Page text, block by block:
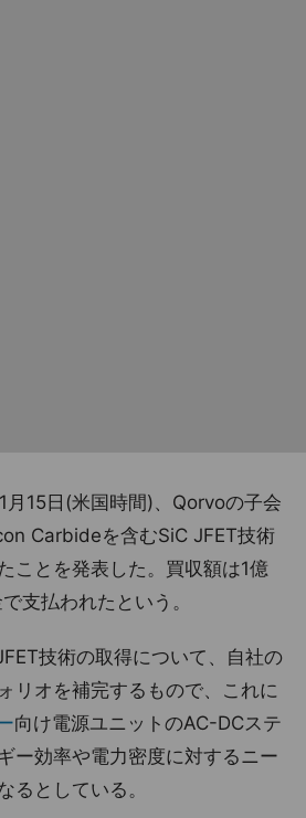
月15日(米国時間)、Qorvoの子会
Carbideを含むSiC JFET技術
ことを発表した。買収額は1億
支払われたという。
技術の取得について、自社の
リオを補完するもので、これに
向け電源ユニットのAC-DCステ
ー効率や電力密度に対するニー
るとしている。